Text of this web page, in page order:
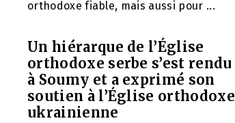
orthodoxe fiable, mais aussi pour ...
Un hiérarque de l’Église
orthodoxe serbe s’est rendu
à Soumy et a exprimé son
soutien à l’Église orthodoxe
ukrainienne